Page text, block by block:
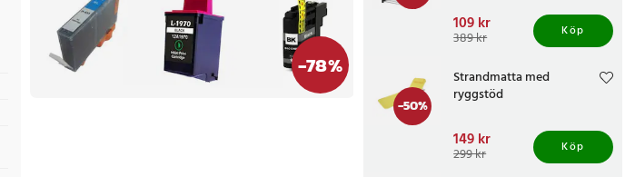
-78%
Nuvarande pris:
109 krTidigare pris 389 kr
109 kr
389 kr Köp
-50%
Strandmatta med
ryggstöd
Nuvarande pris:
149 krTidigare pris 299 kr
149 kr
299 kr Köp